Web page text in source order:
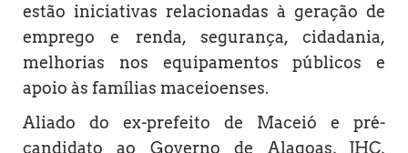
estão iniciativas relacionadas à geração de
emprego e renda, segurança, cidadania,
melhorias nos equipamentos públicos e
apoio às famílias maceioenses.
Aliado do ex-prefeito de Maceió e pré-
candidato ao Governo de Alagoas, JHC,